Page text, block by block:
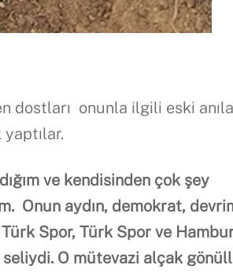
dostları onunla ilgili eski
ve kendisinden çok şey
Onun aydın, demokrat,
Spor, Türk Spor ve
seliydi. O mütevazi alçak